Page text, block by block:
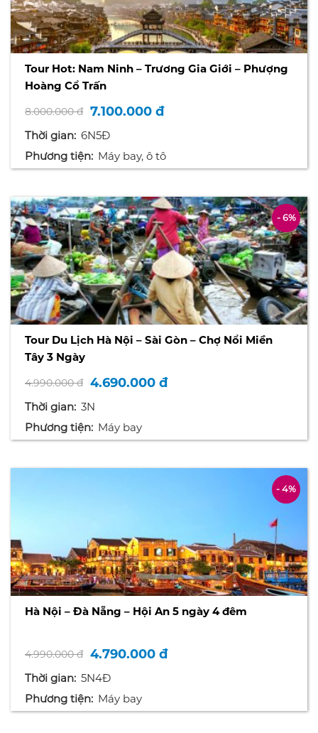
Tour Hot: Nam Ninh – Trương Gia Giới – Phượng
Hoàng Cổ Trấn
8.000.000 đ 7.100.000 đ
Thời gian: 6N5Đ
Phương tiện: Máy bay, ô tô
- 6%
Tour Du Lịch Hà Nội – Sài Gòn – Chợ Nổi Miền
Tây 3 Ngày
4.990.000 đ 4.690.000 đ
Thời gian: 3N
Phương tiện: Máy bay
- 4%
Hà Nội – Đà Nẵng – Hội An 5 ngày 4 đêm
4.990.000 đ 4.790.000 đ
Thời gian: 5N4Đ
Phương tiện: Máy bay